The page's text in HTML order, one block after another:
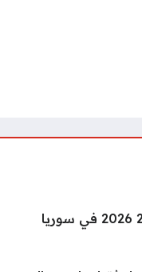
رابط مفاضلة القبول الجامعي 2025 2026 في سوريا